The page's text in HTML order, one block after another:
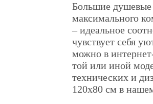
Большие
максимального
– идеальное
чувствует себя
можно в
той или иной
технических и
120х80 см в